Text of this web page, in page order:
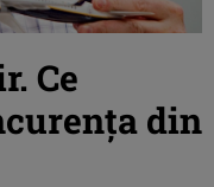
Ce
din